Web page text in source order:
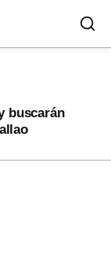
buscarán